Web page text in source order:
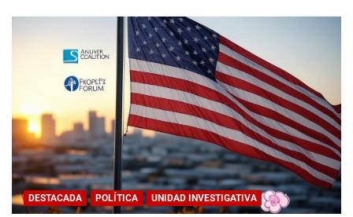
DESTACADA POLÍTICA UNIDAD INVESTIGATIVA